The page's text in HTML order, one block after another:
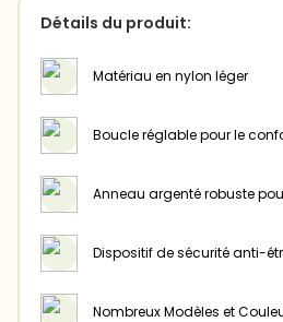
Détails du produit:
Matériau en nylon léger
Boucle réglable pour le
Anneau argenté robuste
Dispositif de sécurité anti-
Nombreux Modèles et